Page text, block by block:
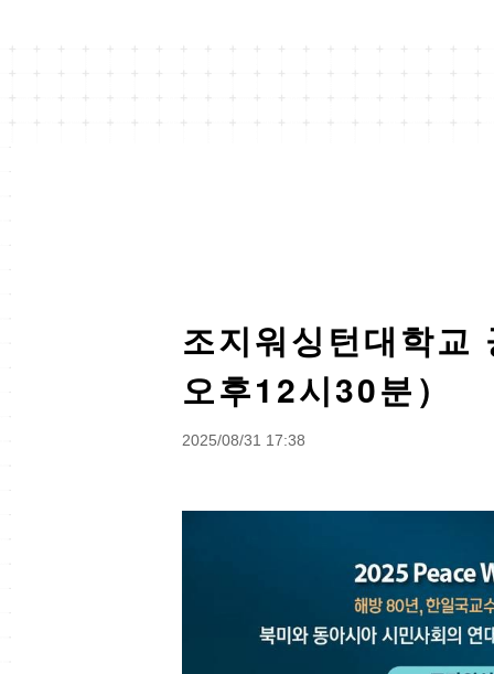
조지워싱턴대학
오후12시30분）
2025/08/31 17:38